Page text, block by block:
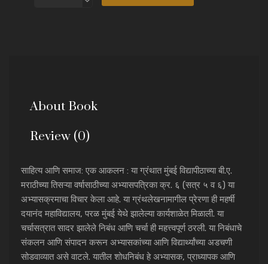
About Book
Review (0)
साहित्य आणि समाज: एक आकलन : या ग्रंथात मुंबई विद्यापीठाच्या बी.ए.
मराठीच्या तिसऱ्या वर्षासाठीच्या अभ्यासपत्रिका क्र. ६ (सत्र ५ व ६) या
अभ्यासक्रमाचा विचार केला आहे. या ग्रंथलेखनामागील प्रेरणा ही महर्षी
दयानंद महाविद्यालय, परळ मुंबई येथे झालेल्या कार्यशाळेत मिळाली. या
चर्चासत्रात सादर झालेले निबंध आणि चर्चा ही महत्त्वपूर्ण ठरली. या निबंधाचे
संकलन आणि संपादन करून अभ्यासकांच्या आणि विद्यार्थ्यांच्या अडचणी
सोडवाव्यात असे वाटले. यातील शोधनिबंध हे अभ्यासक, प्राध्यापक आणि